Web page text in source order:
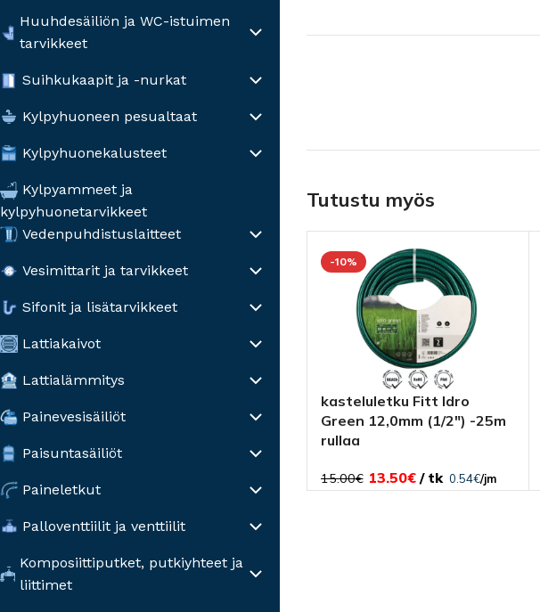
Huuhdesäiliön ja WC-istuimen
tarvikkeet
Suihkukaapit ja -nurkat
Kylpyhuoneen pesualtaat
Kylpyhuonekalusteet
Kylpyammeet ja
kylpyhuonetarvikkeet
Vedenpuhdistuslaitteet
Vesimittarit ja tarvikkeet
Sifonit ja lisätarvikkeet
Lattiakaivot
Lattialämmitys
Painevesisäiliöt
Paisuntasäiliöt
Paineletkut
Palloventtiilit ja venttiilit
Komposiittiputket, putkiyhteet ja
liittimet
Tutustu myös
-10%
kasteluletku Fitt Idro
Green 12,0mm (1/2″) -25m
rullaa
15.00€ 13.50€ tk 0.54€/jm